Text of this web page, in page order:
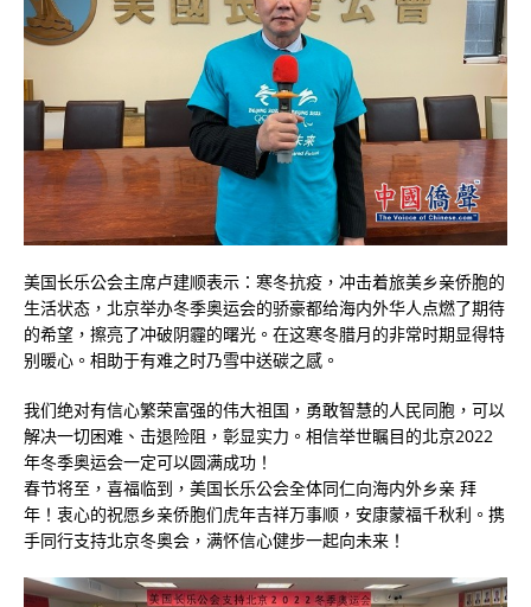
美国长乐公会主席卢建顺表示：寒冬抗疫，冲击着旅美乡亲侨胞的
生活状态，北京举办冬季奥运会的骄豪都给海内外华人点燃了期待
的希望，擦亮了冲破阴霾的曙光。在这寒冬腊月的非常时期显得特
别暖心。相助于有难之时乃雪中送碳之感。
我们绝对有信心繁荣富强的伟大祖国，勇敢智慧的人民同胞，可以
解决一切困难、击退险阻，彰显实力。相信举世瞩目的北京2022
年冬季奥运会一定可以圆满成功！
春节将至，喜福临到，美国长乐公会全体同仁向海内外乡亲 拜
年！衷心的祝愿乡亲侨胞们虎年吉祥万事顺，安康蒙福千秋利。携
手同行支持北京冬奥会，满怀信心健步一起向未来！